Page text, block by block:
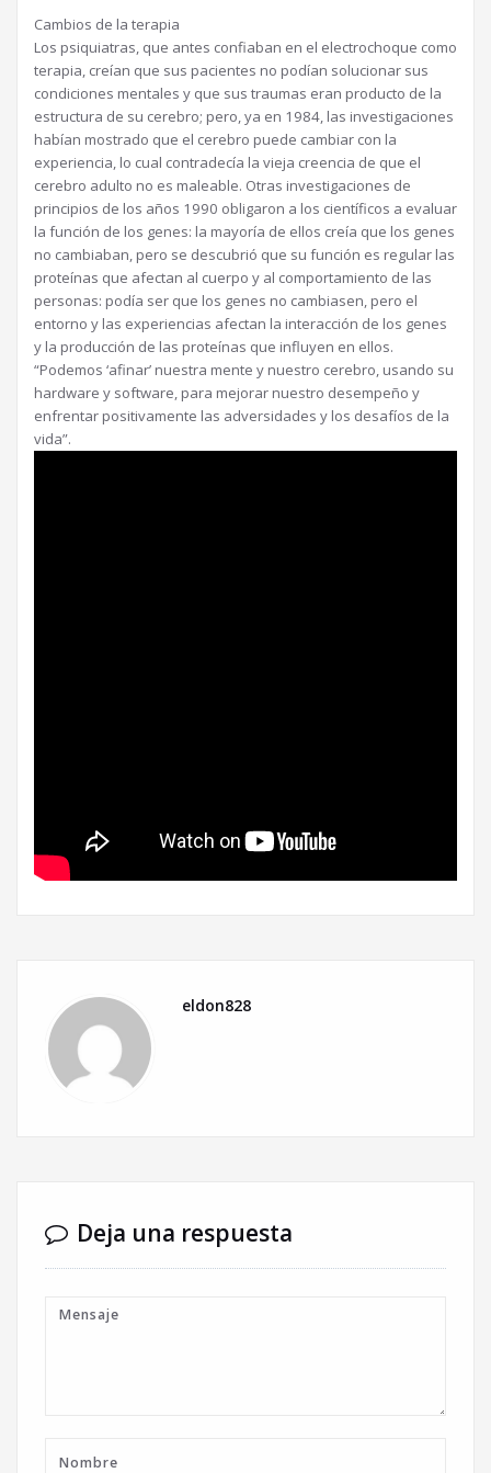
Cambios de la terapia
Los psiquiatras, que antes confiaban en el electrochoque como
terapia, creían que sus pacientes no podían solucionar sus
condiciones mentales y que sus traumas eran producto de la
estructura de su cerebro; pero, ya en 1984, las investigaciones
habían mostrado que el cerebro puede cambiar con la
experiencia, lo cual contradecía la vieja creencia de que el
cerebro adulto no es maleable. Otras investigaciones de
principios de los años 1990 obligaron a los científicos a evaluar
la función de los genes: la mayoría de ellos creía que los genes
no cambiaban, pero se descubrió que su función es regular las
proteínas que afectan al cuerpo y al comportamiento de las
personas: podía ser que los genes no cambiasen, pero el
entorno y las experiencias afectan la interacción de los genes
y la producción de las proteínas que influyen en ellos.
“Podemos ‘afinar’ nuestra mente y nuestro cerebro, usando su
hardware y software, para mejorar nuestro desempeño y
enfrentar positivamente las adversidades y los desafíos de la
vida”.
eldon828
Deja una respuesta